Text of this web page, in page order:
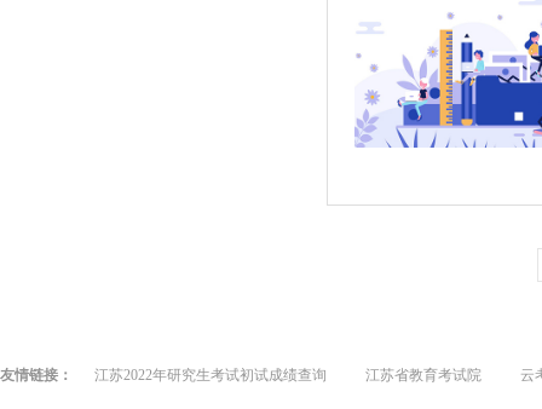
友情链接： 江苏2022年研究生考试初试成绩查询 江苏省教育考试院 云